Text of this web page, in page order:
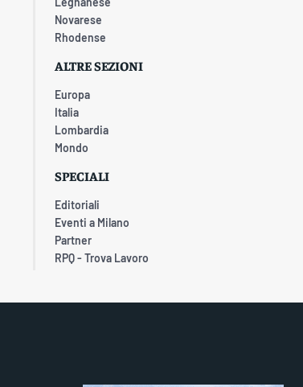
Novarese
Rhodense
ALTRE SEZIONI
Europa
Italia
Lombardia
Mondo
SPECIALI
Editoriali
Eventi a Milano
Partner
RPQ - Trova Lavoro